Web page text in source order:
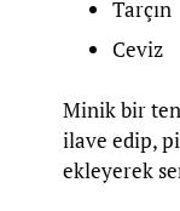
Tarçın
Ceviz
Minik bir
ilave edip,
ekleyerek